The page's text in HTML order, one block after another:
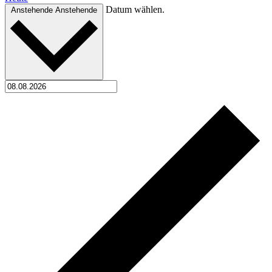
Anstehende Anstehende Datum wählen.